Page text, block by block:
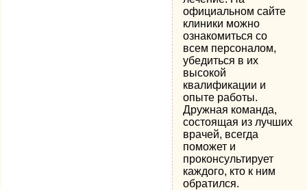
официальном сайте
клиники можно
ознакомиться со
всем персоналом,
убедиться в их
высокой
квалификации и
опыте работы.
Дружная команда,
состоящая из лучших
врачей, всегда
поможет и
проконсультирует
каждого, кто к ним
обратился.